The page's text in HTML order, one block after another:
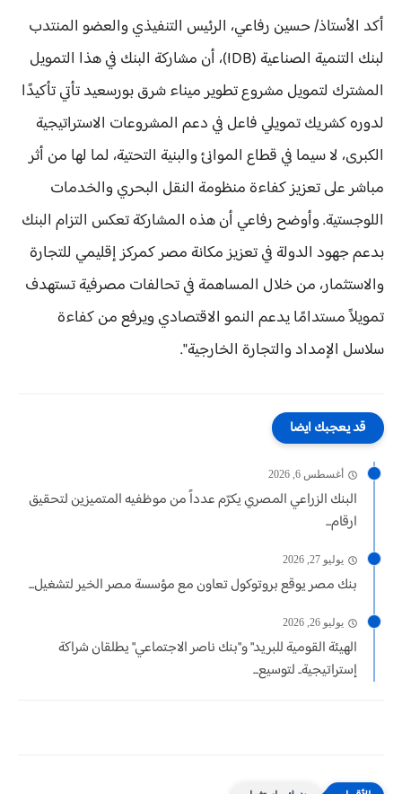
أكد الأستاذ/ حسين رفاعي، الرئيس التنفيذي والعضو المنتدب
لبنك التنمية الصناعية (IDB)، أن مشاركة البنك في هذا التمويل
المشترك لتمويل مشروع تطوير ميناء شرق بورسعيد تأتي تأكيدًا
لدوره كشريك تمويلي فاعل في دعم المشروعات الاستراتيجية
الكبرى، لا سيما في قطاع الموانئ والبنية التحتية، لما لها من أثر
مباشر على تعزيز كفاءة منظومة النقل البحري والخدمات
اللوجستية. وأوضح رفاعي أن هذه المشاركة تعكس التزام البنك
بدعم جهود الدولة في تعزيز مكانة مصر كمركز إقليمي للتجارة
والاستثمار، من خلال المساهمة في تحالفات مصرفية تستهدف
تمويلاً مستدامًا يدعم النمو الاقتصادي ويرفع من كفاءة
سلاسل الإمداد والتجارة الخارجية".
قد يعجبك ايضا
أغسطس 6, 2026
البنك الزراعي المصري يكرّم عدداً من موظفيه المتميزين لتحقيق
ارقام...
يوليو 27, 2026
بنك مصر يوقع بروتوكول تعاون مع مؤسسة مصر الخير لتشغيل...
يوليو 26, 2026
الهيئة القومية للبريد" و"بنك ناصر الاجتماعي" يطلقان شراكة
إستراتيجية.. لتوسيع...